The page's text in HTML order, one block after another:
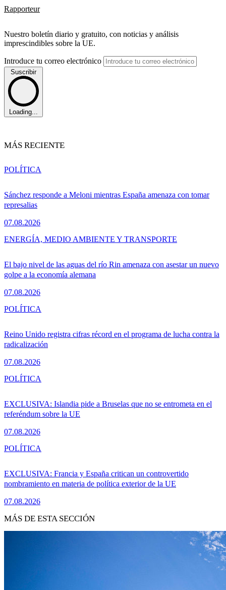
Rapporteur
Nuestro boletín diario y gratuito, con noticias y análisis
imprescindibles sobre la UE.
Introduce tu correo electrónico
Suscribir
Loading...
MÁS RECIENTE
Sánchez responde a Meloni mientras España amenaza con tomar
represalias
07.08.2026
POLÍTICA
El bajo nivel de las aguas del río Rin amenaza con asestar un nuevo
golpe a la economía alemana
07.08.2026
ENERGÍA, MEDIO AMBIENTE Y TRANSPORTE
Reino Unido registra cifras récord en el programa de lucha contra la
radicalización
07.08.2026
POLÍTICA
EXCLUSIVA: Islandia pide a Bruselas que no se entrometa en el
referéndum sobre la UE
07.08.2026
POLÍTICA
EXCLUSIVA: Francia y España critican un controvertido
nombramiento en materia de política exterior de la UE
07.08.2026
POLÍTICA
MÁS DE ESTA SECCIÓN